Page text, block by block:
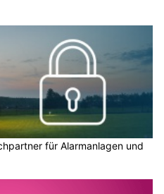
für Alarmanlagen und